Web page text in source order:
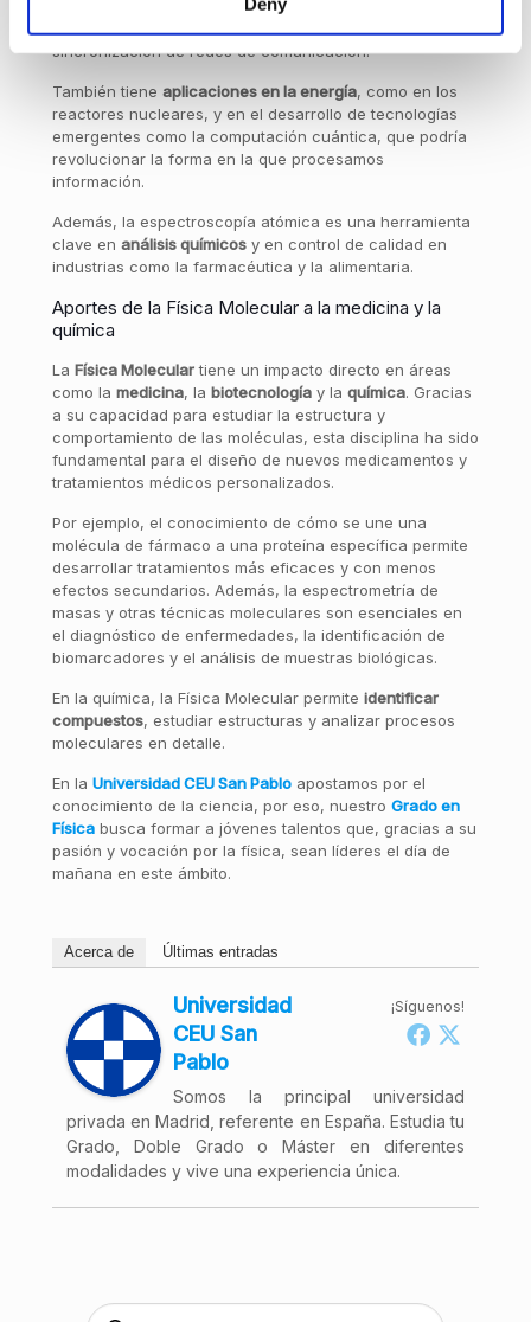
igual. Estos relojes son fundamentales para el
funcionamiento de los sistemas GPS y para la
sincronización de redes de comunicación.
También tiene aplicaciones en la energía, como en los
reactores nucleares, y en el desarrollo de tecnologías
emergentes como la computación cuántica, que podría
revolucionar la forma en la que procesamos
información.
Además, la espectroscopía atómica es una herramienta
clave en análisis químicosy en control de calidad en
industrias como la farmacéutica y la alimentaria.
Aportes de la Física Molecular a la medicina y la
química
La Física Moleculartiene un impacto directo en áreas
como la medicina, la biotecnologíay la química. Gracias
a su capacidad para estudiar la estructura y
comportamiento de las moléculas, esta disciplina ha sido
fundamental para el diseño de nuevos medicamentos y
tratamientos médicos personalizados.
Por ejemplo, el conocimiento de cómo se une una
molécula de fármaco a una proteína específica permite
desarrollar tratamientos más eficaces y con menos
efectos secundarios. Además, la espectrometría de
masas y otras técnicas moleculares son esenciales en
el diagnóstico de enfermedades, la identificación de
biomarcadores y el análisis de muestras biológicas.
En la química, la Física Molecular permite identificar
compuestos, estudiar estructuras y analizar procesos
moleculares en detalle.
En la Universidad CEU San Pabloapostamos por el
conocimiento de la ciencia, por eso, nuestro Grado en
Físicabusca formar a jóvenes talentos que, gracias a su
pasión y vocación por la física, sean líderes el día de
mañana en este ámbito.
Acerca de Últimas entradas
¡Síguenos!
Universidad
CEU San
Pablo
Somos la principal universidad
privada en Madrid, referente en España. Estudia tu
Grado, Doble Grado o Máster en diferentes
modalidades y vive una experiencia única.